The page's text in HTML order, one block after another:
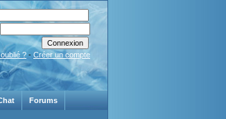
? - Créer un compte
Forums